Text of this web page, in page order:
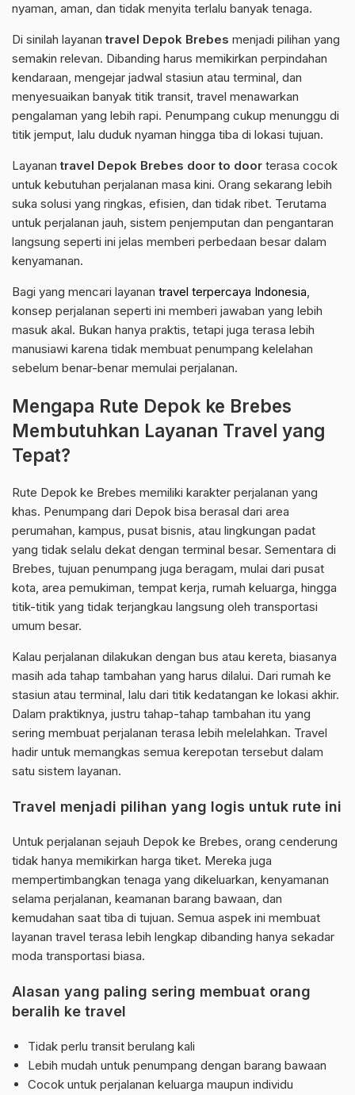
nyaman, aman, dan tidak menyita terlalu banyak tenaga.
Di sinilah layanantravel Depok Brebes menjadi pilihan yang
semakin relevan. Dibanding harus memikirkan perpindahan
kendaraan, mengejar jadwal stasiun atau terminal, dan
menyesuaikan banyak titik transit, travel menawarkan
pengalaman yang lebih rapi. Penumpang cukup menunggu di
titik jemput, lalu duduk nyaman hingga tiba di lokasi tujuan.
Layanantravel Depok Brebes door to door terasa cocok
untuk kebutuhan perjalanan masa kini. Orang sekarang lebih
suka solusi yang ringkas, efisien, dan tidak ribet. Terutama
untuk perjalanan jauh, sistem penjemputan dan pengantaran
langsung seperti ini jelas memberi perbedaan besar dalam
kenyamanan.
Bagi yang mencari layanan travel terpercaya Indonesia,
konsep perjalanan seperti ini memberi jawaban yang lebih
masuk akal. Bukan hanya praktis, tetapi juga terasa lebih
manusiawi karena tidak membuat penumpang kelelahan
sebelum benar-benar memulai perjalanan.
Mengapa Rute Depok ke Brebes
Membutuhkan Layanan Travel yang
Tepat?
Rute Depok ke Brebes memiliki karakter perjalanan yang
khas. Penumpang dari Depok bisa berasal dari area
perumahan, kampus, pusat bisnis, atau lingkungan padat
yang tidak selalu dekat dengan terminal besar. Sementara di
Brebes, tujuan penumpang juga beragam, mulai dari pusat
kota, area pemukiman, tempat kerja, rumah keluarga, hingga
titik-titik yang tidak terjangkau langsung oleh transportasi
umum besar.
Kalau perjalanan dilakukan dengan bus atau kereta, biasanya
masih ada tahap tambahan yang harus dilalui. Dari rumah ke
stasiun atau terminal, lalu dari titik kedatangan ke lokasi akhir.
Dalam praktiknya, justru tahap-tahap tambahan itu yang
sering membuat perjalanan terasa lebih melelahkan. Travel
hadir untuk memangkas semua kerepotan tersebut dalam
satu sistem layanan.
Travel menjadi pilihan yang logis untuk rute ini
Untuk perjalanan sejauh Depok ke Brebes, orang cenderung
tidak hanya memikirkan harga tiket. Mereka juga
mempertimbangkan tenaga yang dikeluarkan, kenyamanan
selama perjalanan, keamanan barang bawaan, dan
kemudahan saat tiba di tujuan. Semua aspek ini membuat
layanan travel terasa lebih lengkap dibanding hanya sekadar
moda transportasi biasa.
Alasan yang paling sering membuat orang
beralih ke travel
Tidak perlu transit berulang kali
Lebih mudah untuk penumpang dengan barang bawaan
Cocok untuk perjalanan keluarga maupun individu